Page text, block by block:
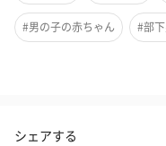
#男の子の赤ちゃん #部
シェアする